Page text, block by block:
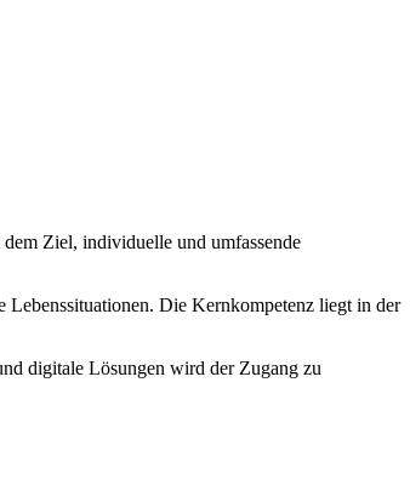
Ziel, individuelle und umfassende
Lebenssituationen. Die Kernkompetenz liegt in der
digitale Lösungen wird der Zugang zu